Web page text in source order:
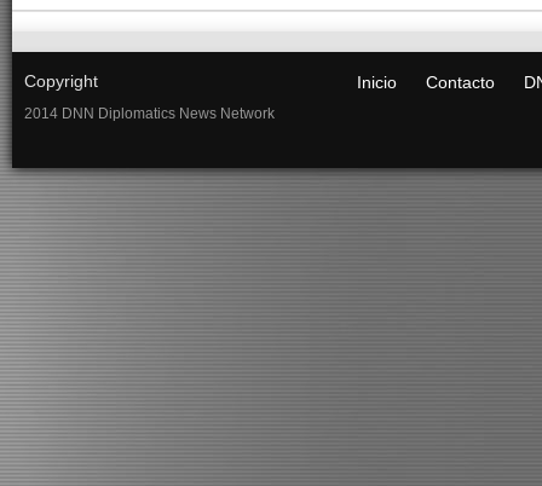
Copyright
2014 DNN Diplomatics News Network
Inicio Contacto